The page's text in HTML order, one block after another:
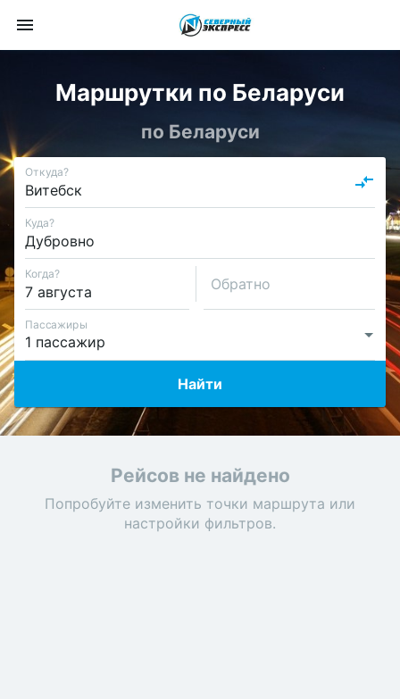
Маршрутки по Беларуси
по Беларуси
Откуда?
Куда?
Когда?
Обратно
Пассажиры
Найти
Рейсов не найдено
Попробуйте изменить точки маршрута или
настройки фильтров.